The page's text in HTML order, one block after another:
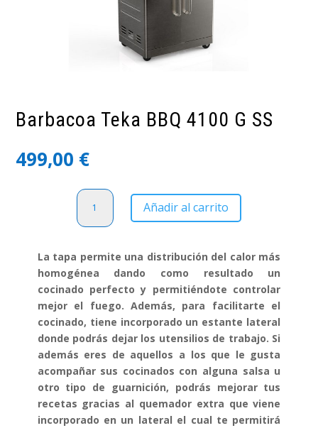
Barbacoa Teka BBQ 4100 G SS
499,00 €
Barbacoa
Teka
BBQ
G
SS
cantidad
Añadir al carrito
La tapa permite una distribución del calor más
homogénea dando como resultado un
cocinado perfecto y permitiéndote controlar
mejor el fuego. Además, para facilitarte el
cocinado, tiene incorporado un estante lateral
donde podrás dejar los utensilios de trabajo. Si
además eres de aquellos a los que le gusta
acompañar sus cocinados con alguna salsa u
otro tipo de guarnición, podrás mejorar tus
recetas gracias al quemador extra que viene
incorporado en un lateral el cual te permitirá